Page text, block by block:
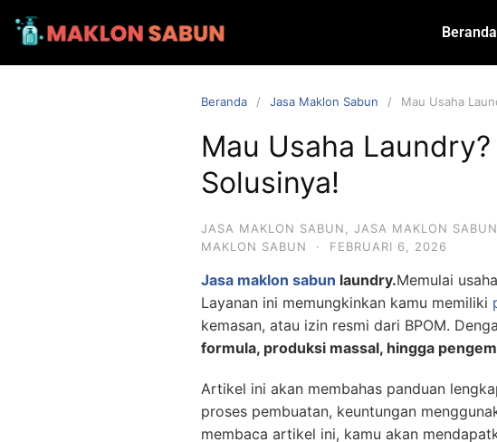
Beranda
Beranda Jasa Maklon Sabun Mau Usaha
Mau Usaha
Solusinya!
JASA MAKLON SABUN JASA MAKLON
MAKLON SABUN
· FEBRUARI 6, 2026
Jasa maklon sabun laundry.Memulai
Layanan ini memungkinkan kamu memiliki
kemasan, atau izin resmi dari BPOM.
formula, produksi massal, hingga
Artikel ini akan membahas panduan
proses pembuatan, keuntungan
membaca artikel ini, kamu akan